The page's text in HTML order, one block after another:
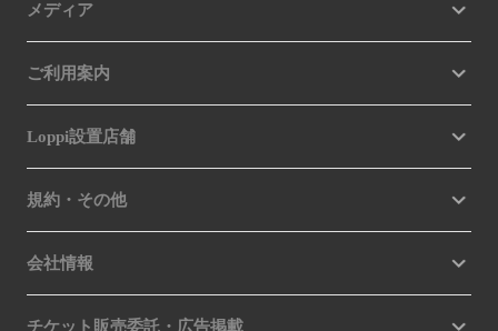
メディア
ご利用案内
Loppi設置店舗
規約・その他
会社情報
チケット販売委託・広告掲載